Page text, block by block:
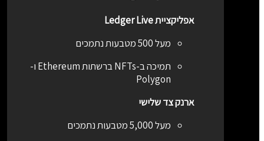
אפליקציית Ledger Live
מעל 500 מטבעות נתמכים
תמיכה ב-NFTs ברשתות Ethereum ו-
Polygon
ארנק צד שלישי
מעל 5,000 מטבעות נתמכים